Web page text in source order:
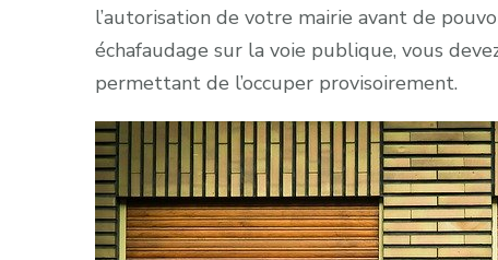
l’autorisation de votre mairie avant de
échafaudage sur la voie publique, vous
permettant de l’occuper provisoirement.